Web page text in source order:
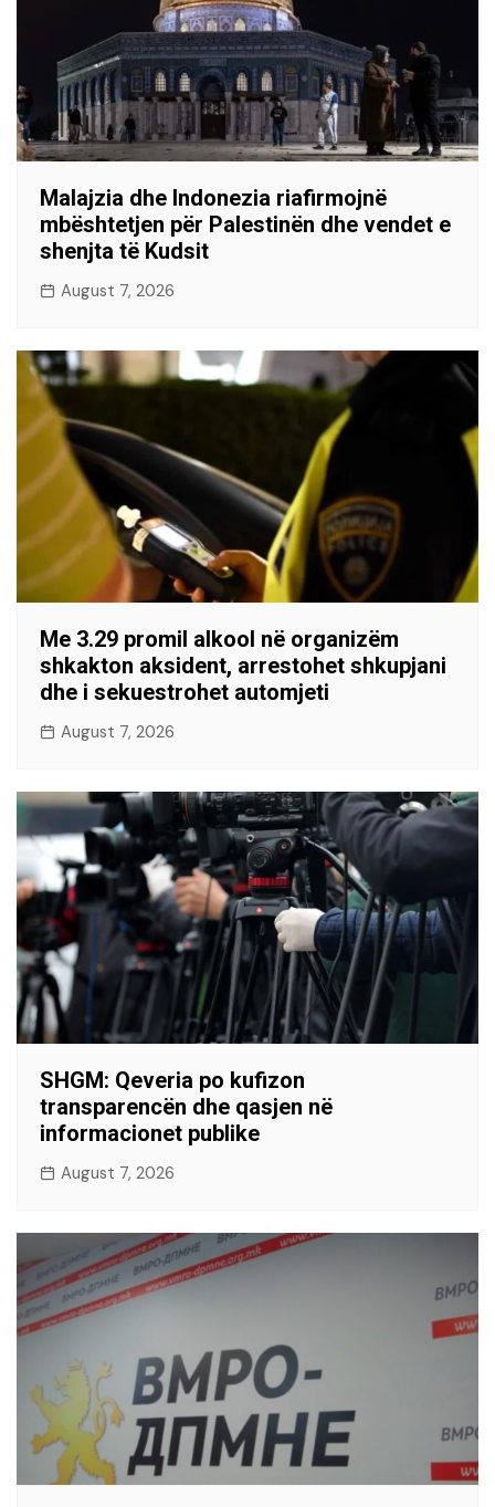
Malajzia dhe Indonezia riafirmojnë
mbështetjen për Palestinën dhe vendet e
shenjta të Kudsit
August 7, 2026
Me 3.29 promil alkool në organizëm
shkakton aksident, arrestohet shkupjani
dhe i sekuestrohet automjeti
August 7, 2026
SHGM: Qeveria po kufizon
transparencën dhe qasjen në
informacionet publike
August 7, 2026